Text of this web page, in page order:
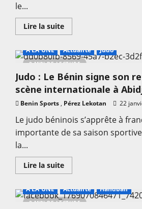
scène
nationale
»,
Stef
le...
Lire la suiteEn
savoir
Basketball
–
Fédéral
Extraordinaire
:
sur
grandes
décisions
de
2 MIN DE LECTURE
A LA UNE Actualité Judo
Judo : Le Bénin signe son
scène internationale à
Benin Sports , Pérez Lekotan 22
Le judo béninois s’apprête à
importante de sa saison
la...
Lire la suiteEn
savoir
Judo
:
2 MIN DE LECTURE
A LA UNE Actualité Handball